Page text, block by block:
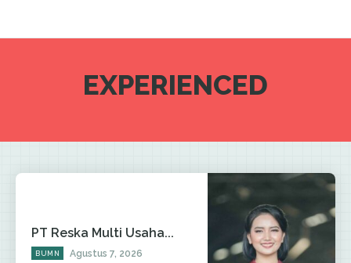
EXPERIENCED
PT Reska Multi Usaha...
BUMN Agustus 7, 2026